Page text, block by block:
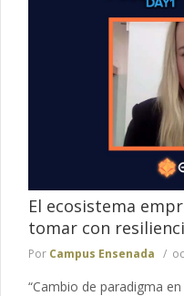
El ecosistema
tomar con
Por Campus Ensenada
“Cambio de paradigma